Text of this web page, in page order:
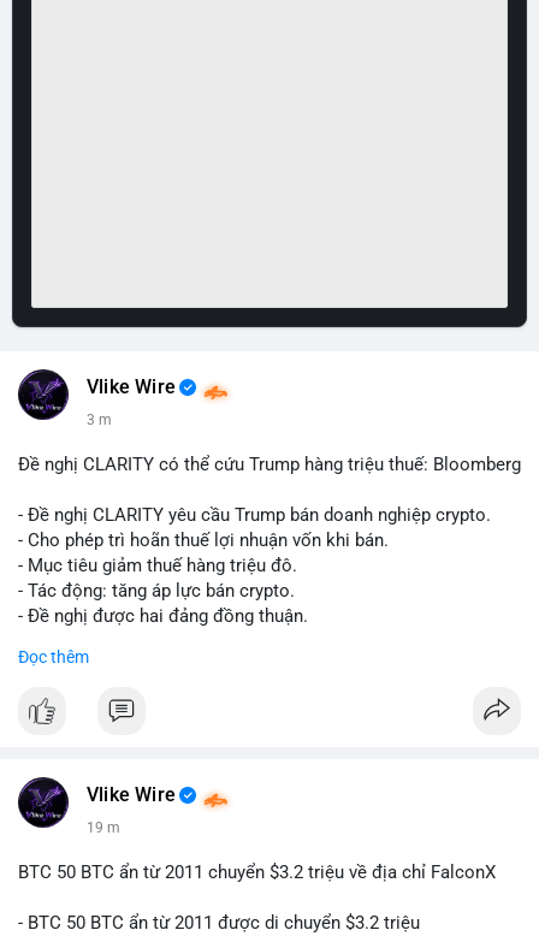
Vlike Wire
3 m
Đề nghị CLARITY có thể cứu Trump hàng triệu thuế: Bloomberg
- Đề nghị CLARITY yêu cầu Trump bán doanh nghiệp crypto.
- Cho phép trì hoãn thuế lợi nhuận vốn khi bán.
- Mục tiêu giảm thuế hàng triệu đô.
- Tác động: tăng áp lực bán crypto.
- Đề nghị được hai đảng đồng thuận.
📰 Nguồn: Cointelegraph
Đọc thêm
Vlike Wire
19 m
BTC 50 BTC ẩn từ 2011 chuyển $3.2 triệu về địa chỉ FalconX
- BTC 50 BTC ẩn từ 2011 được di chuyển $3.2 triệu